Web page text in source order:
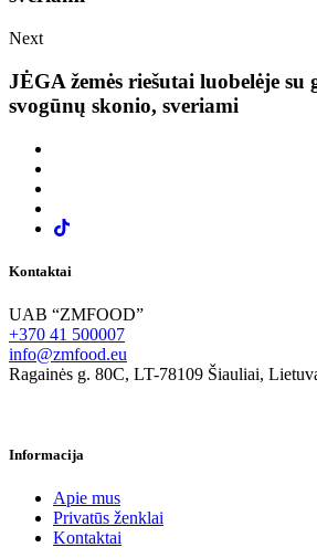
Next
JĖGA žemės riešutai luobelėje su
svogūnų skonio, sveriami
Kontaktai
UAB “ZMFOOD”
+370 41 500007
info@zmfood.eu
Ragainės g. 80C, LT-78109 Šiauliai,
Informacija
Apie mus
Privatūs ženklai
Kontaktai